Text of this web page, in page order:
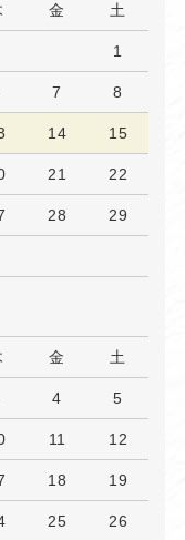
金 土
1
7 8
14 15
21 22
28 29
金 土
4 5
11 12
18 19
25 26